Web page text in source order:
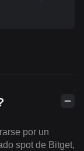
por un
spot de Bitget,